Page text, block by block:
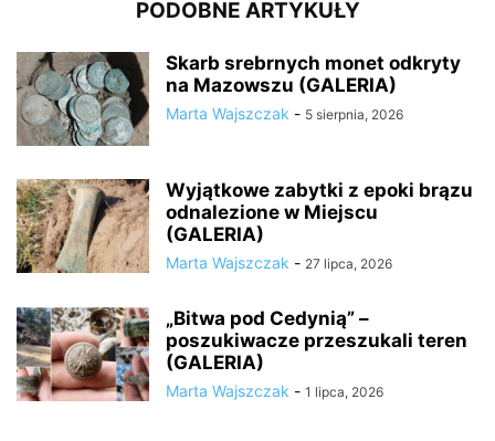
PODOBNE ARTYKUŁY
Skarb srebrnych monet odkryty
na Mazowszu (GALERIA)
Marta Wajszczak - 5 sierpnia, 2026
Wyjątkowe zabytki z epoki brązu
odnalezione w Miejscu
(GALERIA)
Marta Wajszczak - 27 lipca, 2026
„Bitwa pod Cedynią” –
poszukiwacze przeszukali teren
(GALERIA)
Marta Wajszczak - 1 lipca, 2026